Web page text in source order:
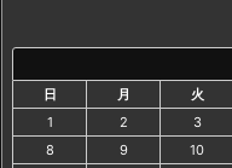
日
月 火
1 2 3
8
9 10